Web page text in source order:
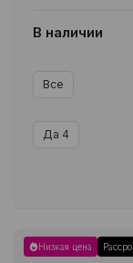
В наличии
Все
Да 4
Низкая цена